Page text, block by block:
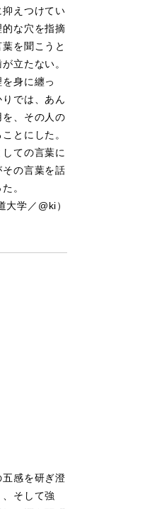
えつけてい
な穴を指摘
を聞こうと
立たない。
身に纏っ
では、あん
、その人の
とにした。
ての言葉に
の言葉を話
。
大学／@ki）
感を研ぎ澄
そして強